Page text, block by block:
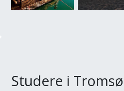
Studere i Tromsø